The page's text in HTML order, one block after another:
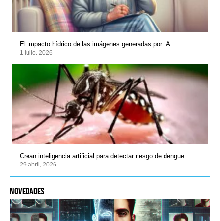
El impacto hídrico de las imágenes generadas por IA
1 julio, 2026
Crean inteligencia artificial para detectar riesgo de dengue
29 abril, 2026
novedades